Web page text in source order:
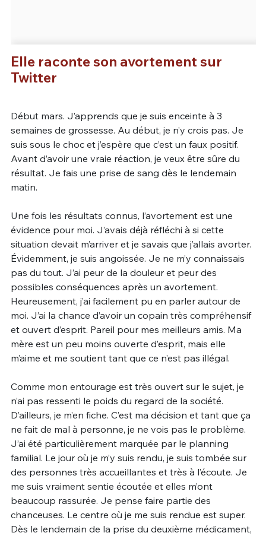
Elle raconte son avortement sur
Twitter
Début mars. J’apprends que je suis enceinte à 3
semaines de grossesse. Au début, je n’y crois pas. Je
suis sous le choc et j’espère que c’est un faux positif.
Avant d’avoir une vraie réaction, je veux être sûre du
résultat. Je fais une prise de sang dès le lendemain
matin.
Une fois les résultats connus, l’avortement est une
évidence pour moi. J’avais déjà réfléchi à si cette
situation devait m’arriver et je savais que j’allais avorter.
Évidemment, je suis angoissée. Je ne m’y connaissais
pas du tout. J’ai peur de la douleur et peur des
possibles conséquences après un avortement.
Heureusement, j’ai facilement pu en parler autour de
moi. J’ai la chance d’avoir un copain très compréhensif
et ouvert d’esprit. Pareil pour mes meilleurs amis. Ma
mère est un peu moins ouverte d’esprit, mais elle
m’aime et me soutient tant que ce n’est pas illégal.
Comme mon entourage est très ouvert sur le sujet, je
n’ai pas ressenti le poids du regard de la société.
D’ailleurs, je m’en fiche. C’est ma décision et tant que ça
ne fait de mal à personne, je ne vois pas le problème.
J’ai été particulièrement marquée par le planning
familial. Le jour où je m’y suis rendu, je suis tombée sur
des personnes très accueillantes et très à l’écoute. Je
me suis vraiment sentie écoutée et elles m’ont
beaucoup rassurée. Je pense faire partie des
chanceuses. Le centre où je me suis rendue est super.
Dès le lendemain de la prise du deuxième médicament,